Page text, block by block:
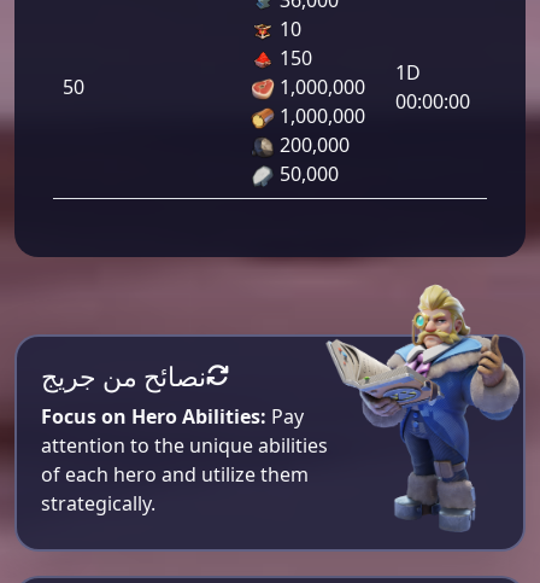
50
10
150
1,000,000
1,000,000
200,000
50,000
1D
00:00:00
نصائح من جريج
Focus on Hero Abilities: Pay
attention to the unique abilities
of each hero and utilize them
strategically.